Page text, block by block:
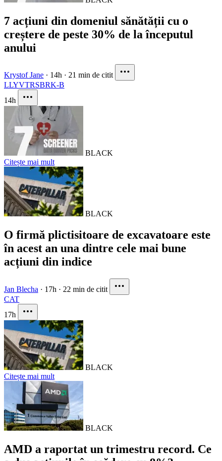
7 acțiuni din domeniul sănătății cu o
creștere de peste 30% de la începutul
anului
Krystof Jane · 14h · 21 min de citit
LLYVTRSBRK-B
14h
BLACK
Citește mai mult
BLACK
O firmă plictisitoare de excavatoare este
în acest an una dintre cele mai bune
acțiuni din indice
Jan Blecha · 17h · 22 min de citit
CAT
17h
BLACK
Citește mai mult
BLACK
AMD a raportat un trimestru record. Ce